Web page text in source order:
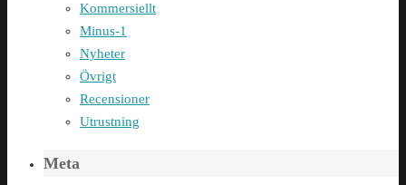
Kommersiellt
Minus-1
Nyheter
Övrigt
Recensioner
Utrustning
Meta